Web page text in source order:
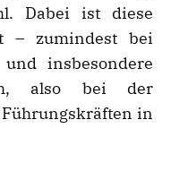
Dabei ist diese
– zumindest bei
insbesondere
also bei der
in